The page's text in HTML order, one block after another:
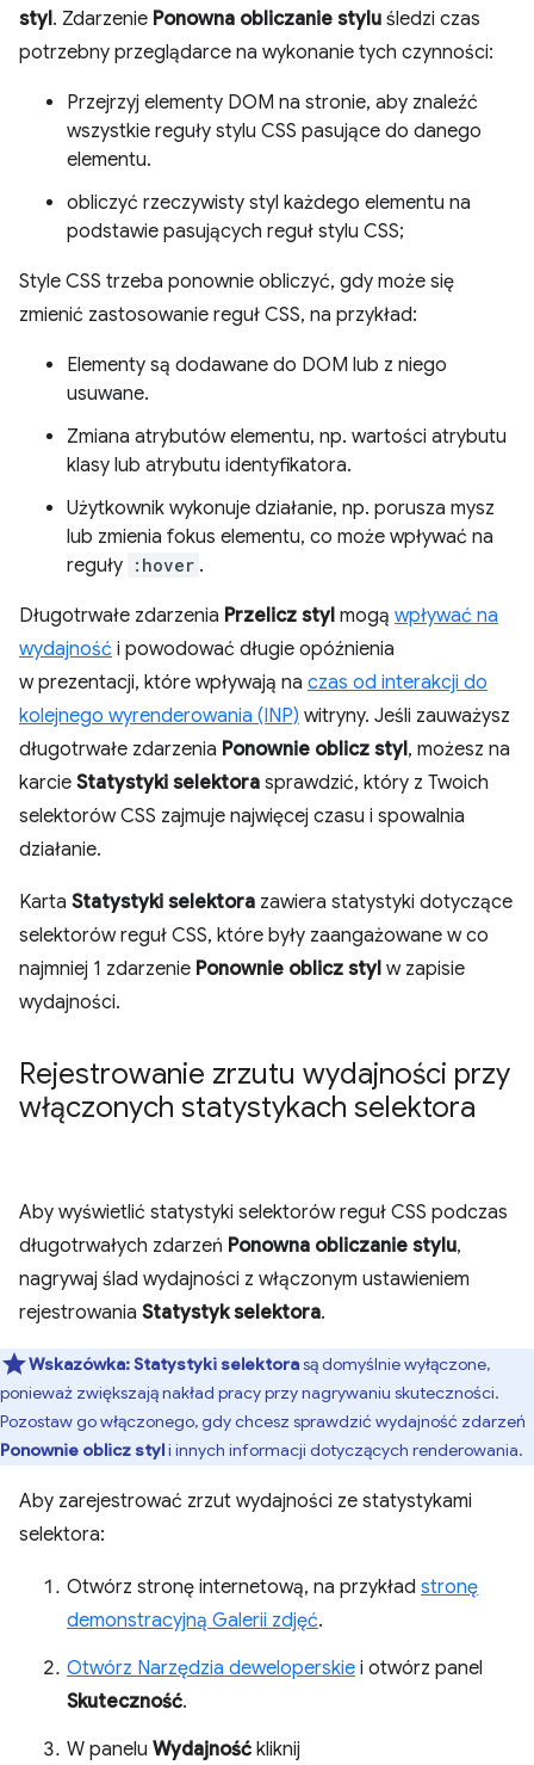
styl. Zdarzenie Ponowna obliczanie stylu śledzi czas
potrzebny przeglądarce na wykonanie tych czynności:
Przejrzyj elementy DOM na stronie, aby znaleźć
wszystkie reguły stylu CSS pasujące do danego
elementu.
obliczyć rzeczywisty styl każdego elementu na
podstawie pasujących reguł stylu CSS;
Style CSS trzeba ponownie obliczyć, gdy może się
zmienić zastosowanie reguł CSS, na przykład:
Elementy są dodawane do DOM lub z niego
usuwane.
Zmiana atrybutów elementu, np. wartości atrybutu
klasy lub atrybutu identyfikatora.
Użytkownik wykonuje działanie, np. porusza mysz
lub zmienia fokus elementu, co może wpływać na
reguły :hover .
Długotrwałe zdarzenia Przelicz styl mogą wpływać na
wydajność i powodować długie opóźnienia
w prezentacji, które wpływają na czas od interakcji do
kolejnego wyrenderowania (INP) witryny. Jeśli zauważysz
długotrwałe zdarzenia Ponownie oblicz styl, możesz na
karcie Statystyki selektora sprawdzić, który z Twoich
selektorów CSS zajmuje najwięcej czasu i spowalnia
działanie.
Karta Statystyki selektora zawiera statystyki dotyczące
selektorów reguł CSS, które były zaangażowane w co
najmniej 1 zdarzenie Ponownie oblicz styl w zapisie
wydajności.
Rejestrowanie zrzutu wydajności przy
włączonych statystykach selektora
Aby wyświetlić statystyki selektorów reguł CSS podczas
długotrwałych zdarzeń Ponowna obliczanie stylu,
nagrywaj ślad wydajności z włączonym ustawieniem
rejestrowania Statystyk selektora.
Wskazówka:Statystyki selektorasą domyślnie wyłączone,
ponieważ zwiększają nakład pracy przy nagrywaniu skuteczności.
Pozostaw go włączonego, gdy chcesz sprawdzić wydajność zdarzeń
Ponownie oblicz styli innych informacji dotyczących renderowania.
Aby zarejestrować zrzut wydajności ze statystykami
selektora:
Otwórz stronę internetową, na przykład stronę
demonstracyjną Galerii zdjęć.
Otwórz Narzędzia deweloperskie i otwórz panel
Skuteczność.
W panelu Wydajność kliknij